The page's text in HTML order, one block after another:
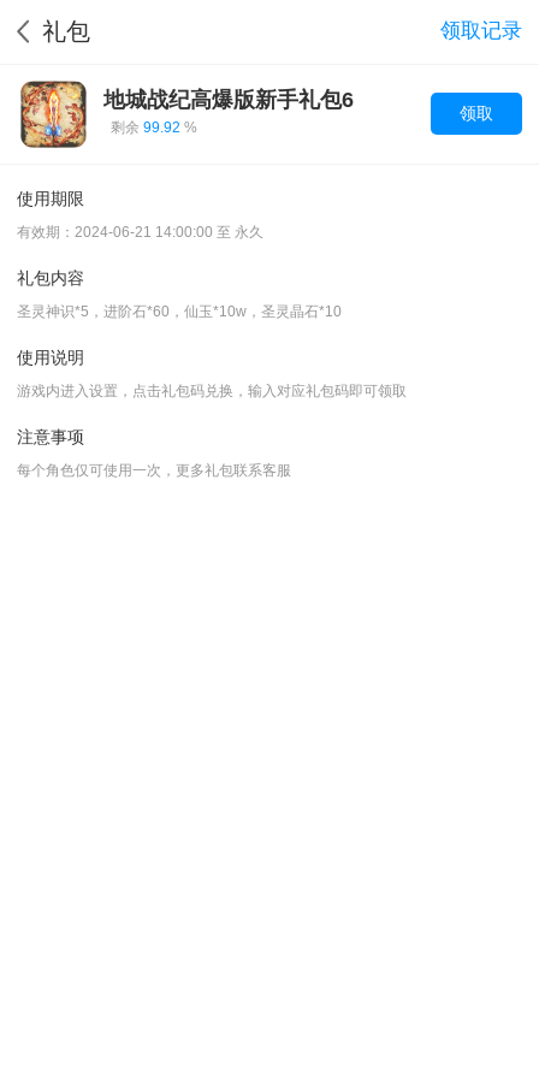
礼包 领取记录
地城战纪高爆版新手礼包6
剩余 99.92 %
领取
使用期限
有效期：2024-06-21 14:00:00 至 永久
礼包内容
圣灵神识*5，进阶石*60，仙玉*10w，圣灵晶石*10
使用说明
游戏内进入设置，点击礼包码兑换，输入对应礼包码即可领取
注意事项
每个角色仅可使用一次，更多礼包联系客服